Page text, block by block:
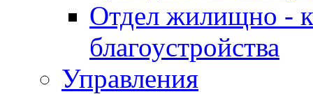
Отдел жилищно -
благоустройства
Управления